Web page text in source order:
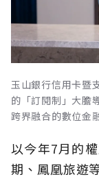
玉山銀行信用卡暨
的「訂閱制」大膽
跨界融合的數位金
以今年7月的
期、鳳凰旅遊